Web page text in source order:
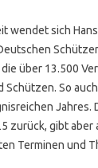
wendet sich
über 13.500
So
Jahres.
zurück, gibt aber
Terminen und